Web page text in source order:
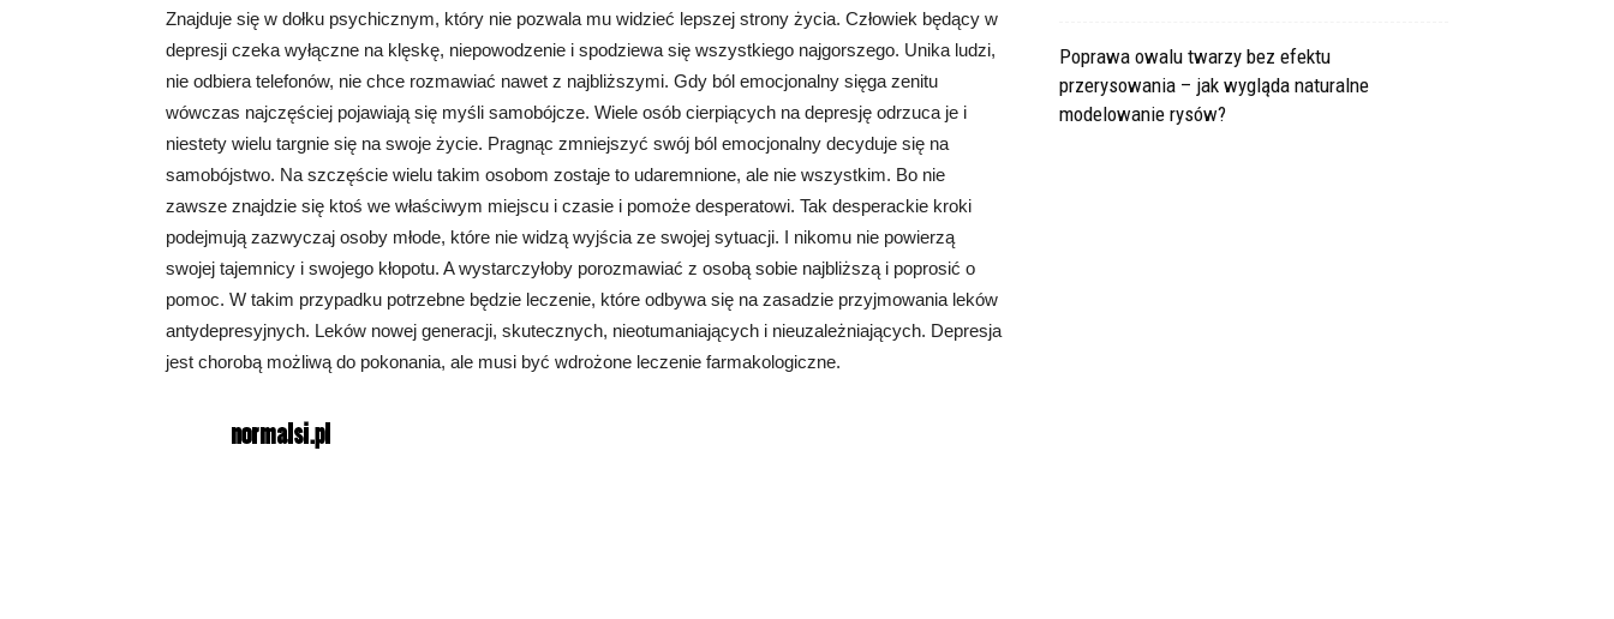
Znajduje się w dołku psychicznym, który nie pozwala mu widzieć lepszej strony życia. Człowiek będący w
depresji czeka wyłączne na klęskę, niepowodzenie i spodziewa się wszystkiego najgorszego. Unika ludzi,
nie odbiera telefonów, nie chce rozmawiać nawet z najbliższymi. Gdy ból emocjonalny sięga zenitu
wówczas najczęściej pojawiają się myśli samobójcze. Wiele osób cierpiących na depresję odrzuca je i
niestety wielu targnie się na swoje życie. Pragnąc zmniejszyć swój ból emocjonalny decyduje się na
samobójstwo. Na szczęście wielu takim osobom zostaje to udaremnione, ale nie wszystkim. Bo nie
zawsze znajdzie się ktoś we właściwym miejscu i czasie i pomoże desperatowi. Tak desperackie kroki
podejmują zazwyczaj osoby młode, które nie widzą wyjścia ze swojej sytuacji. I nikomu nie powierzą
swojej tajemnicy i swojego kłopotu. A wystarczyłoby porozmawiać z osobą sobie najbliższą i poprosić o
pomoc. W takim przypadku potrzebne będzie leczenie, które odbywa się na zasadzie przyjmowania leków
antydepresyjnych. Leków nowej generacji, skutecznych, nieotumaniających i nieuzależniających. Depresja
jest chorobą możliwą do pokonania, ale musi być wdrożone leczenie farmakologiczne.
Poprawa owalu twarzy bez efektu
przerysowania – jak wygląda naturalne
modelowanie rysów?